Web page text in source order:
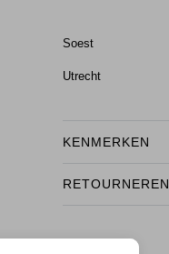
Soest
Utrecht
KENMERKEN
RETOURNEREN